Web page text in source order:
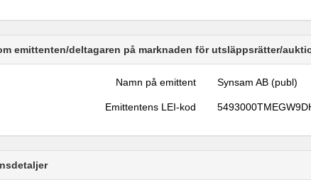
emittenten/deltagaren på marknaden för utsläppsrätter/
Namn på emittent Synsam AB (publ)
Emittentens LEI-kod